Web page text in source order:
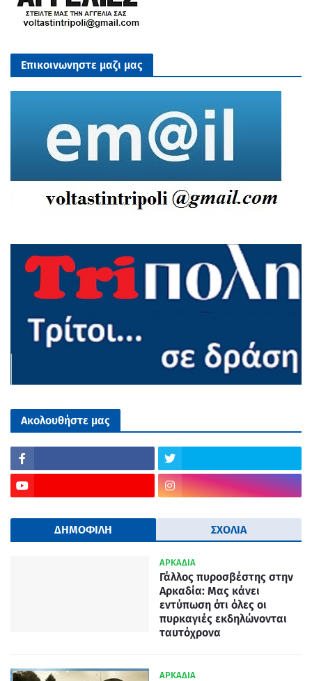
Επικοινωνηστε μαζι μας
Ακολουθήστε μας
ΔΗΜΟΦΙΛΗ ΣΧΟΛΙΑ
ΑΡΚΑΔΙΑ
Γάλλος πυροσβέστης στην
Αρκαδία: Μας κάνει
εντύπωση ότι όλες οι
πυρκαγιές εκδηλώνονται
ταυτόχρονα
ΑΡΚΑΔΙΑ